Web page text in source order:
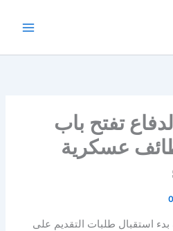
تفتح باب
عسكرية
بدء استقبال طلبات التقديم على